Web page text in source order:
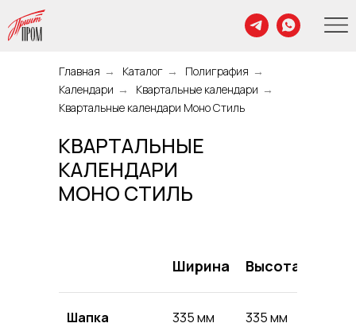
Главная → Каталог → Полиграфия →
Календари → Квартальные календари →
Квартальные календари Моно Стиль
КВАРТАЛЬНЫЕ
КАЛЕНДАРИ
МОНО СТИЛЬ
Ширина Высота
Шапка 335 мм 335 мм